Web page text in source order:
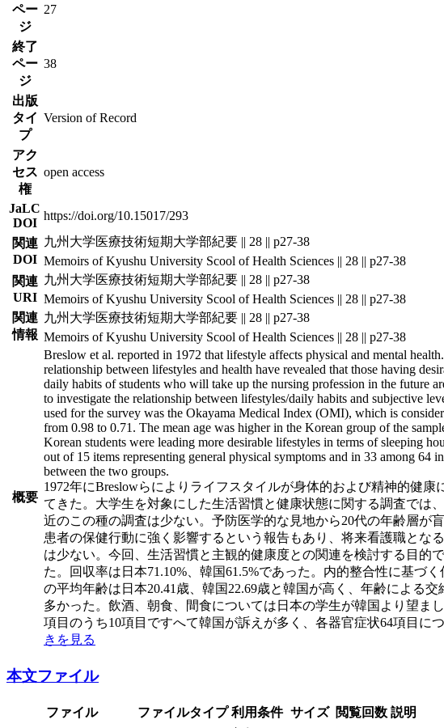
ペー
ジ
27
終了
ペー
ジ
38
出版
タイ
プ
Version of Record
アク
セス
権
open access
JaLC
DOI
https://doi.org/10.15017/293
関連
DOI
九州大学医療技術短期大学部紀要 || 28 || p27-38
Memoirs of Kyushu University Scool of Health Sciences || 28 || p27-38
関連
URI
九州大学医療技術短期大学部紀要 || 28 || p27-38
Memoirs of Kyushu University Scool of Health Sciences || 28 || p27-38
関連
情報
九州大学医療技術短期大学部紀要 || 28 || p27-38
Memoirs of Kyushu University Scool of Health Sciences || 28 || p27-38
概要
Breslow et al. reported in 1972 that lifestyle affects physical and mental
relationship between lifestyles and health have revealed that those having
daily habits of students who will take up the nursing profession in the future
to investigate the relationship between lifestyles/daily habits and subjective
used for the survey was the Okayama Medical Index (OMI), which is
from 0.98 to 0.71. The mean age was higher in the Korean group of the
Korean students were leading more desirable lifestyles in terms of sleeping
out of 15 items representing general physical symptoms and in 33 among 64
between the two groups.
1972年にBreslowらによりライフスタイルが身体的および精神的健
てきた。大学生を対象にした生活習慣と健康状態に関する調査では
近のこの種の調査は少ない。予防医学的な見地から20代の年齢層
患者の保健行動に強く影響するという報告もあり、将来看護職と
は少ない。今回、生活習慣と主観的健康度との関連を検討する目的
た。回収率は日本71.10%、韓国61.5%であった。内的整合性に基づ
の平均年齢は日本20.41歳、韓国22.69歳と韓国が高く、年齢による
多かった。飲酒、朝食、間食については日本の学生が韓国より望ま
項目のうち10項目ですへて韓国が訴えが多く、各器官症状64項目に
きを見る
本文ファイル
ファイル ファイルタイプ 利用条件 サイズ 閲覧回数 説明